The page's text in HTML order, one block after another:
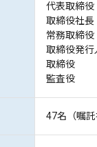
代表取
取締役
常務取
取締役発
取締
監査
47名（嘱託